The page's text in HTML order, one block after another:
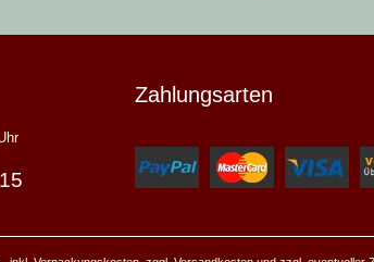
Zahlungsarten